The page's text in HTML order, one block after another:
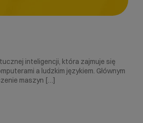
inteligencji, która zajmuje się
a ludzkim językiem. Głównym
maszyn […]